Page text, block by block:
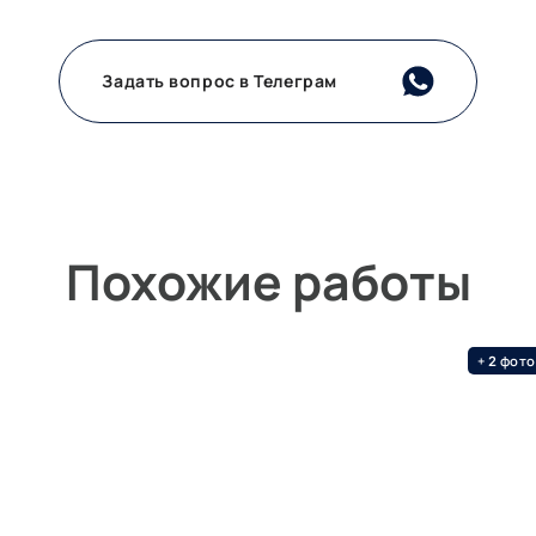
Задать вопрос в Телеграм
Похожие работы
+ 2 фото